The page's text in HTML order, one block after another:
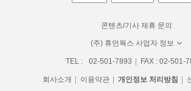
콘텐츠/기사 제휴 문의
(주) 휴먼웍스 사업자 정보
TEL : 02-501-7893 FAX : 02-501-
회사소개 이용약관 개인정보 처리방침